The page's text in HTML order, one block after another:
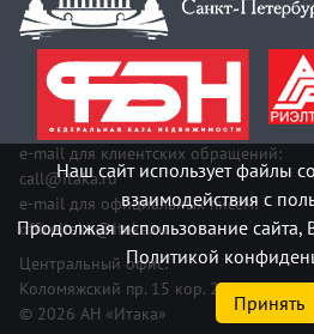
e-mail для клиентских обращений:
call@itaka.ru
e-mail для официальных писем:
officeitaka@itaka.ru
Центральный офис:
Коломяжский пр. 15 кор. 2
© 2026 АН «Итака»
Наш сайт использует файлы
взаимодействия с
Продолжая использование сайта,
Политикой
Принять